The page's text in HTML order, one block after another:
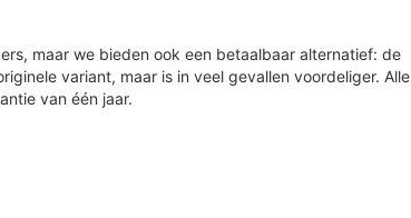
maar we bieden ook een betaalbaar alternatief: de
variant, maar is in veel gevallen voordeliger. Alle
van één jaar.